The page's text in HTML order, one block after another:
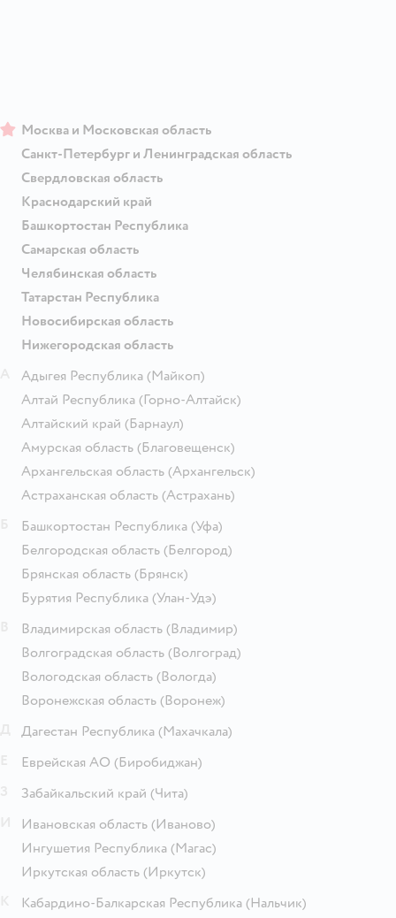
Москва и Московская область
Санкт-Петербург и Ленинградская область
Свердловская область
Краснодарский край
Башкортостан Республика
Самарская область
Челябинская область
Татарстан Республика
Новосибирская область
Нижегородская область
Адыгея Республика (Майкоп)
Алтай Республика (Горно-Алтайск)
Алтайский край (Барнаул)
Амурская область (Благовещенск)
Архангельская область (Архангельск)
Астраханская область (Астрахань)
Башкортостан Республика (Уфа)
Белгородская область (Белгород)
Брянская область (Брянск)
Бурятия Республика (Улан-Удэ)
Владимирская область (Владимир)
Волгоградская область (Волгоград)
Вологодская область (Вологда)
Воронежская область (Воронеж)
Дагестан Республика (Махачкала)
Еврейская АО (Биробиджан)
Забайкальский край (Чита)
Ивановская область (Иваново)
Ингушетия Республика (Магас)
Иркутская область (Иркутск)
Кабардино-Балкарская Республика (Нальчик)